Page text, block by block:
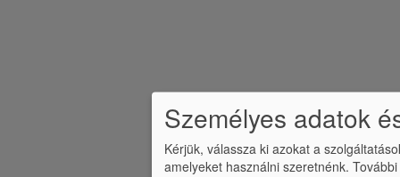
Személyes adatok
Kérjük, válassza ki azokat a
amelyeket használni szeretnénk.